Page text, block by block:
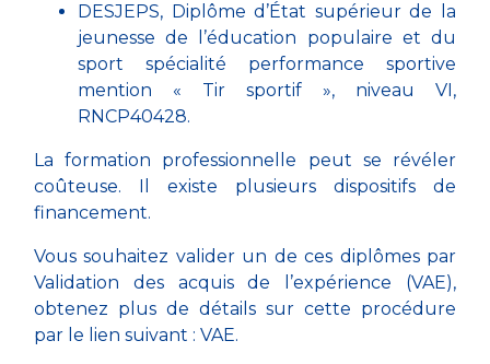
DESJEPS, Diplôme d’État supérieur de la
jeunesse de l’éducation populaire et du
sport spécialité performance sportive
mention « Tir sportif », niveau VI,
RNCP40428.
La formation professionnelle peut se révéler
coûteuse. Il existe plusieurs dispositifs de
financement.
Vous souhaitez valider un de ces diplômes par
Validation des acquis de l’expérience (VAE),
obtenez plus de détails sur cette procédure
par le lien suivant : VAE.